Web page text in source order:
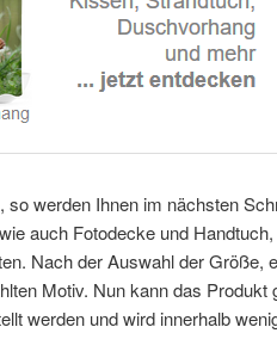
werden Ihnen im nächsten
auch Fotodecke und
Nach der Auswahl der Größe,
Motiv. Nun kann das Produkt
werden und wird innerhalb